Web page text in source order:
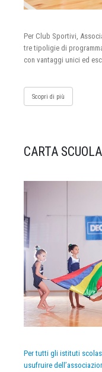
Per Club Sportivi,
tre tipoligie di
con vantaggi unici ed
Scopri di più
CARTA SCUOLA
Per tutti gli istituti
usufruire